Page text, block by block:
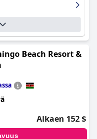
Beach Resort &
Alkaen 152 $